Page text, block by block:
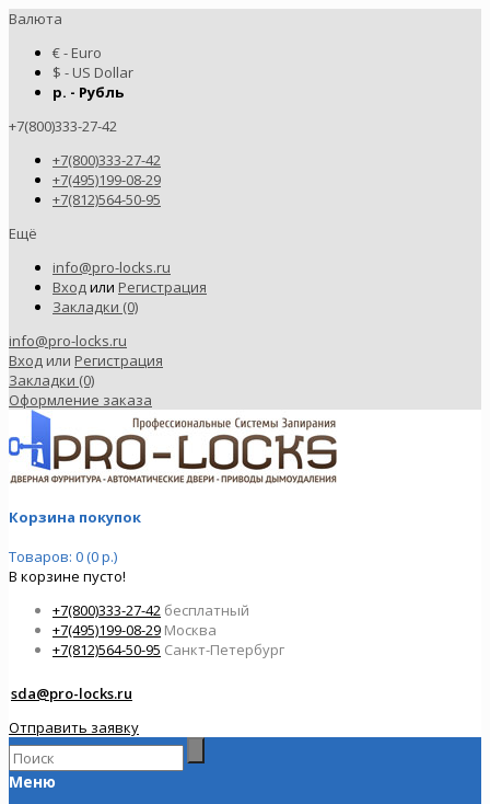
Валюта
€ - Euro
$ - US Dollar
р. - Рубль
+7(800)333-27-42
+7(800)333-27-42
+7(495)199-08-29
+7(812)564-50-95
Ещё
info@pro-locks.ru
Входили Регистрация
Закладки (0)
info@pro-locks.ru
Вход или Регистрация
Закладки (0)
Оформление заказа
Корзина покупок
Товаров: 0 (0 р.)
В корзине пусто!
+7(800)333-27-42 бесплатный
+7(495)199-08-29 Москва
+7(812)564-50-95 Санкт-Петербург
sda@pro-locks.ru
Отправить заявку
Меню